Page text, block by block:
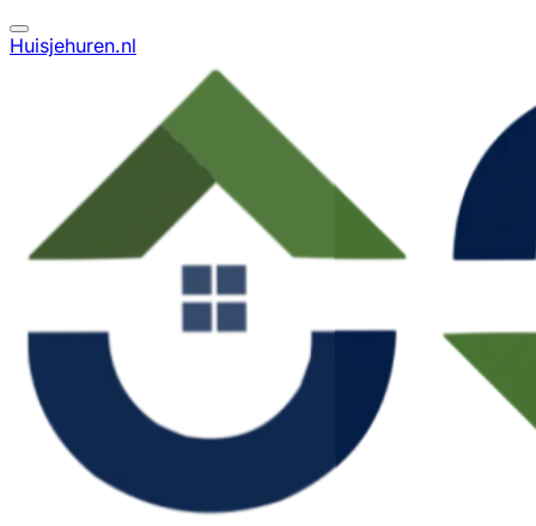
Huisjehuren.nl